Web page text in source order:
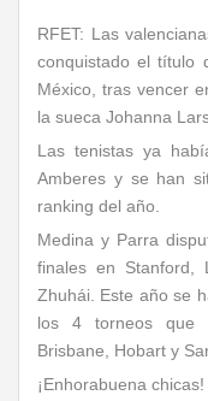
RFET: Las
conquistado el título
México, tras vencer
la sueca Johanna
Las tenistas ya
Amberes y se han
ranking del año.
Medina y Parra
finales en Stanford,
Zhuhái. Este año se
los 4 torneos que
Brisbane, Hobart y
¡Enhorabuena